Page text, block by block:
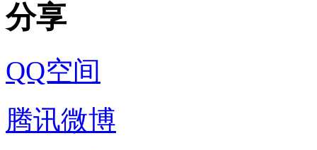
分享
QQ空间
腾讯微博